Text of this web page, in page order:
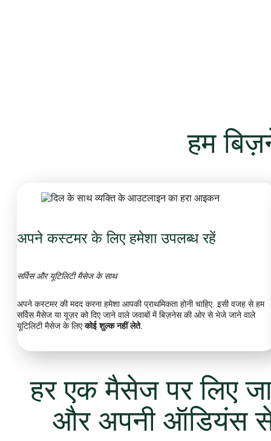
हम
अपने कस्टमर के लिए हमेशा उपलब्ध रहें
सर्विस और यूटिलिटी मैसेज के साथ
अपने कस्टमर की मदद करना हमेशा आपकी प्राथमिकता होनी चाहिए. इसी वजह से हम
सर्विस मैसेज या यूज़र को दिए जाने वाले जवाबों में बिज़नेस की ओर से भेजे जाने वाले
यूटिलिटी मैसेज के लिएकोई शुल्क नहीं लेते.
हर एक मैसेज पर लिए
और अपनी ऑडियंस से